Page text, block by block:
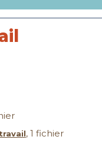
, 1 fichier